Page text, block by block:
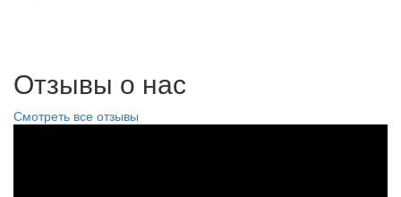
Отзывы о нас
Смотреть все отзывы